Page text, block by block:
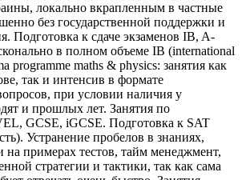
локально вкрапленным в частные
без государственной поддержки и
Подготовка к сдаче экзаменов IB, A-
в полном объеме IB (international
programme maths & physics: занятия как
так и интенсив в формате
при условии наличия у
и прошлых лет. Занятия по
GCSE, iGCSE. Подготовка к SAT
Устранение пробелов в знаниях,
примерах тестов, тайм менеджмент,
стратегии и тактики, так как сама